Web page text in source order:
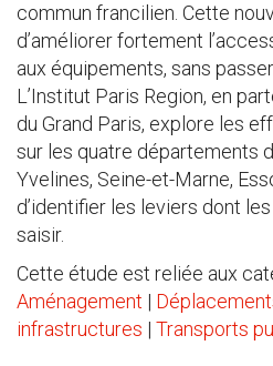
commun francilien. Cette
d’améliorer fortement
aux équipements, sans
L’Institut Paris Region, en
du Grand Paris, explore les
sur les quatre départements
Yvelines, Seine-et-Marne,
d’identifier les leviers dont
saisir.
Cette étude est reliée aux
Aménagement |
infrastructures | Transports